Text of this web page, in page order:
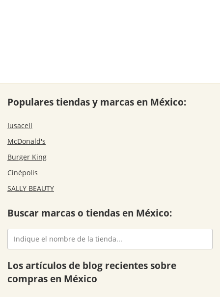
Populares tiendas y marcas en México:
Iusacell
McDonald's
Burger King
Cinépolis
SALLY BEAUTY
Buscar marcas o tiendas en México:
Los artículos de blog recientes sobre
compras en México